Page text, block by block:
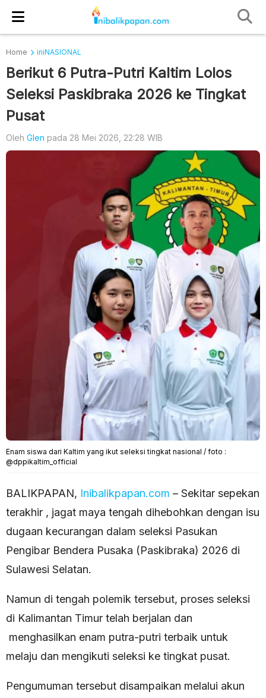
Home iniNASIONAL
Berikut 6 Putra-Putri Kaltim Lolos
Seleksi Paskibraka 2026 ke Tingkat
Pusat
Oleh Glen pada 28 Mei 2026, 22:28 WIB
Enam siswa dari Kaltim yang ikut seleksi tingkat nasional / foto :
@dppikaltim_official
BALIKPAPAN, Inibalikpapan.com – Sekitar sepekan
terakhir , jagat maya tengah dihebohkan dengan isu
dugaan kecurangan dalam seleksi Pasukan
Pengibar Bendera Pusaka (Paskibraka) 2026 di
Sulawesi Selatan.
Namun di tengah polemik tersebut, proses seleksi
di Kalimantan Timur telah berjalan dan
menghasilkan enam putra-putri terbaik untuk
melaju dan mengikuti seleksi ke tingkat pusat.
Pengumuman tersebut disampaikan melalui akun